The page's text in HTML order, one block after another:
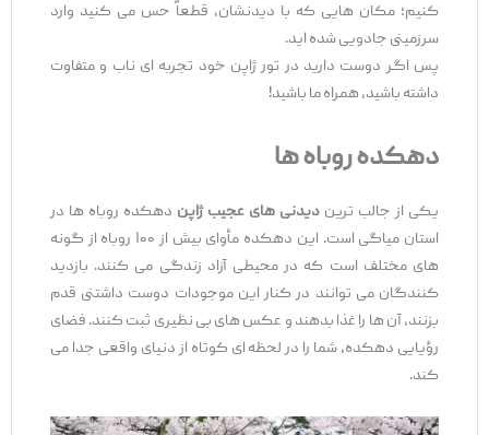
کنیم؛ مکان ‌هایی که با دیدنشان، قطعاً حس می ‌کنید وارد
سرزمینی جادویی شده‌ اید.
پس اگر دوست دارید در تور ژاپن خود تجربه ‌ای ناب و متفاوت
داشته باشید، همراه ما باشید!
دهکده روباه‌ ها
یکی از جالب ‌تریندیدنی ‌های عجیب ژاپندهکده روباه‌ ها در
استان میاگی است. این دهکده مأوای بیش از ۱۰۰ روباه از گونه
‌های مختلف است که در محیطی آزاد زندگی می ‌کنند. بازدید
کنندگان می ‌توانند در کنار این موجودات دوست ‌داشتنی قدم
بزنند، آن ‌ها را غذا بدهند و عکس‌ های بی ‌نظیری ثبت کنند. فضای
رؤیایی دهکده، شما را در لحظه ‌ای کوتاه از دنیای واقعی جدا می
‌کند.